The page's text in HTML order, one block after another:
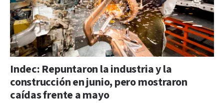
Indec: Repuntaron la industria y la
construcción en junio, pero mostraron
caídas frente a mayo